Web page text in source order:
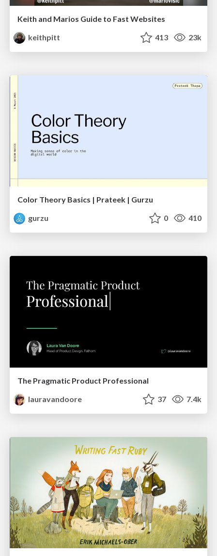
Keith and Marios Guide to Fast Websites
keithpitt
413 23k
Color Theory Basics | Prateek | Gurzu
gurzu
0 410
The Pragmatic Product Professional
lauravandoore
37 7.4k